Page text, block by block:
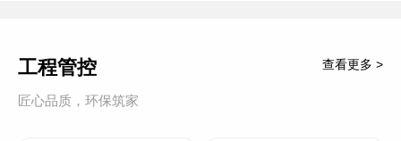
工程管控
匠心品质，环保筑家
查看更多 >